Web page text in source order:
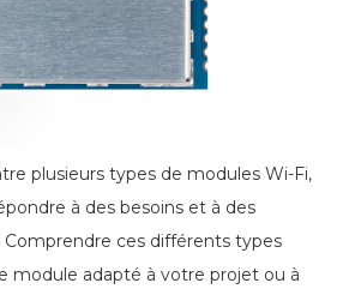
plusieurs types de modules Wi-Fi,
à des besoins et à des
Comprendre ces différents types
module adapté à votre projet ou à